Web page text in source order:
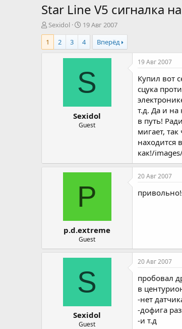
Star Line V5 сигналка
А
в
т
о
Sexidol
Д
а
т
а
н
а
ч
а
а
19 Авг 2007
1
2 3 4 Вперёд
S
Sexidol
Guest
19 Авг 2007
Купил вот
сцука
т.д. Да и на
в путь!
мигает,
находится
как!/
P
p.d.extreme
Guest
20 Авг 2007
S
Sexidol
Guest
20 Авг 2007
пробовал
в
-нет
-дофига
-и т.д